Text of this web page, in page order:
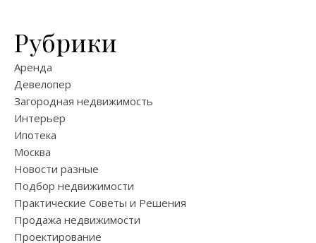
Рубрики
Аренда
Девелопер
Загородная недвижимость
Интерьер
Ипотека
Москва
Новости разные
Подбор недвижимости
Практические Советы и Решения
Продажа недвижимости
Проектирование